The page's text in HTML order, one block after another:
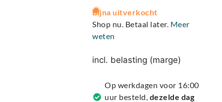
A
l
t
r
t
Bijna uitverkocht
Shop nu. Betaal later. Meer
weten
incl. belasting (marge)
Op werkdagen voor 16:00
uur besteld, dezelde dag